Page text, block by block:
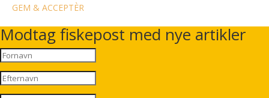
GEM & ACCEPTÈR
Modtag fiskepost med nye artikler